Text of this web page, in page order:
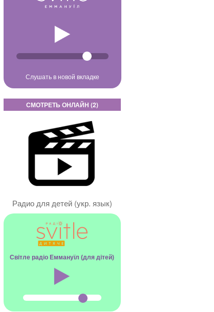
Слушать в новой вкладке
СМОТРЕТЬ ОНЛАЙН (2)
Радио для детей (укр. язык)
Світле радіо Еммануїл (для дітей)